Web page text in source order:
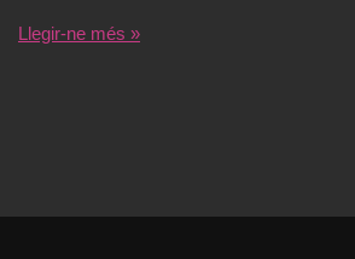
Llegir-ne més »